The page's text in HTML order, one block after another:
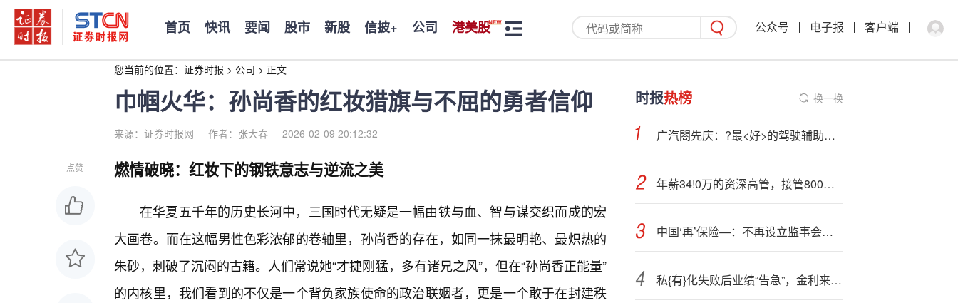
首页 快讯 要闻 股市 新股 信披+ 公司 港美股 公众号 电子报 客户端
您当前的位置： 证券时报 > 公司 > 正文
巾帼火华：孙尚香的红妆猎旗与不屈的勇者信仰
来源：证券时报网 作者：张大春 2026-02-09 20:12:32
点赞 燃情破晓：红妆下的钢铁意志与逆流之美
在华夏五千年的历史长河中，三国时代无疑是一幅由铁与血、智与谋交织而成的宏
大画卷。而在这幅男性色彩浓郁的卷轴里，孙尚香的存在，如同一抹最明艳、最炽热的
朱砂，刺破了沉闷的古籍。人们常说她“才捷刚猛，多有诸兄之风”，但在“孙尚香正能量”
的内核里，我们看到的不仅是一个背负家族使命的政治联姻者，更是一个敢于在封建秩
时报热榜 换一换
广汽閤先庆：?最<好>的驾驶辅助方案不是来自于整车企业，而是华为等第三方供应商
年薪34!0万的资深高管，接管800亿啤酒巨头华润
中国‘再’保险—：不再设立监事会的议案已获2025年第一次临时股东大会正式批准
私{有}化失败后业绩“告急”，金利来上半年盈转亏、营业额降两成